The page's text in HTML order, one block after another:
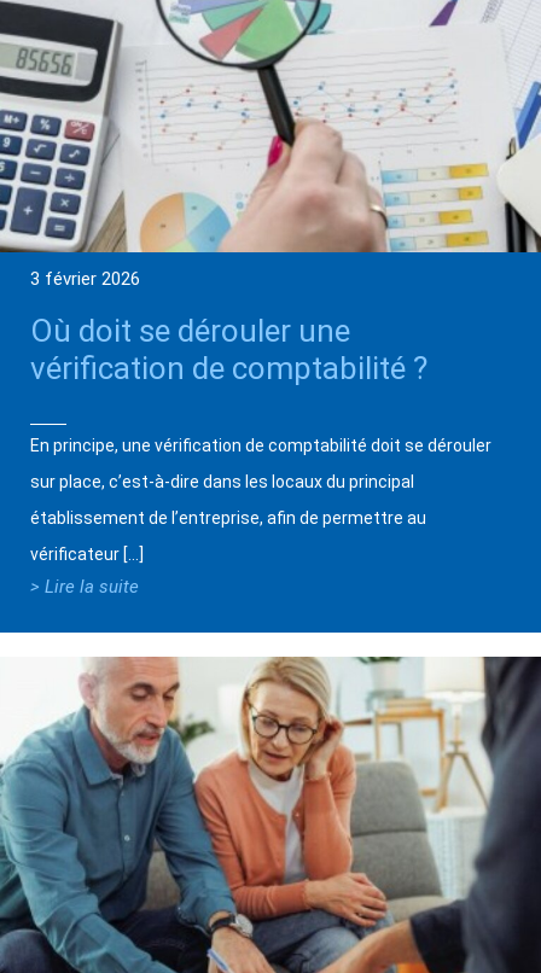
3 février 2026
Où doit se dérouler une
vérification de comptabilité ?
En principe, une vérification de comptabilité doit se dérouler
sur place, c’est-à-dire dans les locaux du principal
établissement de l’entreprise, afin de permettre au
vérificateur […]
> Lire la suite